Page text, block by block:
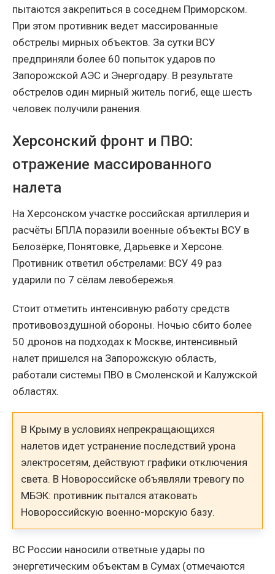
пытаются закрепиться в соседнем Приморском.
При этом противник ведет массированные
обстрелы мирных объектов. За сутки ВСУ
предприняли более 60 попыток ударов по
Запорожской АЭС и Энергодару. В результате
обстрелов один мирный житель погиб, еще шесть
человек получили ранения.
Херсонский фронт и ПВО:
отражение массированного
налета
На Херсонском участке российская артиллерия и
расчёты БПЛА поразили военные объекты ВСУ в
Белозёрке, Понятовке, Дарьевке и Херсоне.
Противник ответил обстрелами: ВСУ 49 раз
ударили по 7 сёлам левобережья.
Стоит отметить интенсивную работу средств
противовоздушной обороны. Ночью сбито более
50 дронов на подходах к Москве, интенсивный
налет пришелся на Запорожскую область,
работали системы ПВО в Смоленской и Калужской
областях.
В Крыму в условиях непрекращающихся
налетов идет устранение последствий урона
электросетям, действуют графики отключения
света. В Новороссийске объявляли тревогу по
МБЭК: противник пытался атаковать
Новороссийскую военно-морскую базу.
ВС России наносили ответные удары по
энергетическим объектам в Сумах (отмечаются